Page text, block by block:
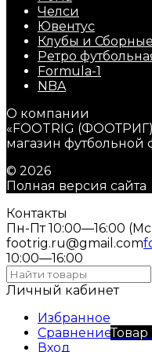
Челси
Ювентус
Клубы и Сборные
Ретро
Formula-1
NBA
О компании
«FOOTRIG
магазин футбольной
© 2026
Полная версия сайта
Контакты
Пн-Пт 10:00—16:00
footrig.ru@gmail.com
10:00—16:00
Личный кабинет
Избранное
Сравнение
Вход